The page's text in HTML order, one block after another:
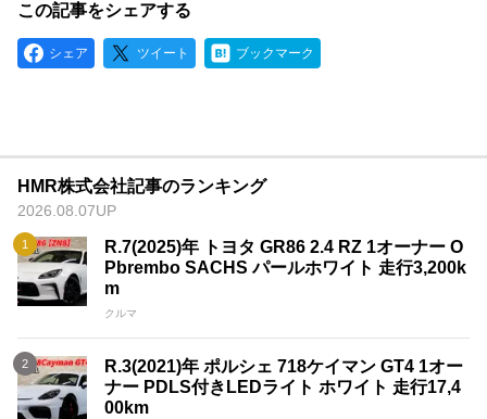
この記事をシェアする
シェア ツイート ブックマーク
HMR株式会社記事のランキング
2026.08.07UP
R.7(2025)年 トヨタ GR86 2.4 RZ 1オーナー O
Pbrembo SACHS パールホワイト 走行3,200k
m
クルマ
R.3(2021)年 ポルシェ 718ケイマン GT4 1オー
ナー PDLS付きLEDライト ホワイト 走行17,4
00km